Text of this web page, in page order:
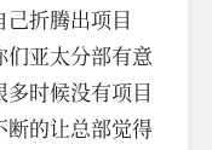
折腾出项目
们亚太分部有意
多时候没有项目
断的让总部觉得